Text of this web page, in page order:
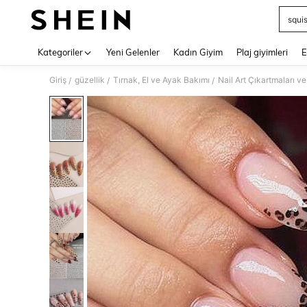
Kategoriler Yeni Gelenler Kadın Giyim Plaj giyimleri
Giriş / güzellik / Tırnak, El ve Ayak Bakımı / Nail Art Çıkartmaları